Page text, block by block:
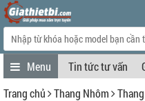
Tin tức tư vấn
Trang chủ
Thang Nhôm